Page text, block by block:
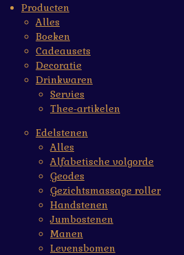
Producten
Alles
Boeken
Cadeausets
Decoratie
Drinkwaren
Servies
Thee-artikelen
Edelstenen
Alles
Alfabetische volgorde
Geodes
Gezichtsmassage roller
Handstenen
Jumbostenen
Manen
Levensbomen